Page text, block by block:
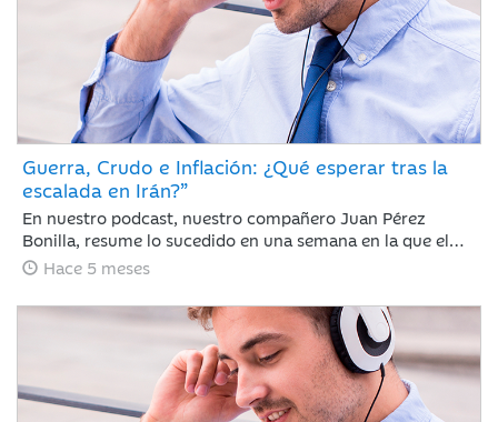
Guerra, Crudo e Inflación: ¿Qué esperar tras la
escalada en Irán?”
En nuestro podcast, nuestro compañero Juan Pérez
Bonilla, resume lo sucedido en una semana en la que el
precio del petróleo ha retrocedido con fuerza después de
dado un respiro tras encadenar sesiones con caídas
generalizadas ante la intensificación del conflicto bélico
de EE. UU. e Israel contra Irán
Hace 5 meses